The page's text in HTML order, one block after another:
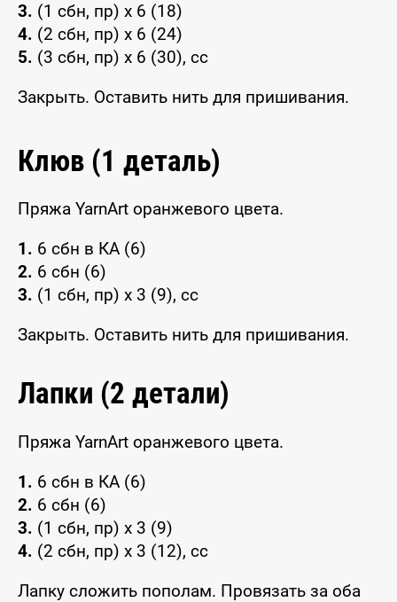
3. (1 сбн, пр) х 6 (18)
4. (2 сбн, пр) х 6 (24)
5. (3 сбн, пр) х 6 (30), сс
Закрыть. Оставить нить для пришивания.
Клюв (1 деталь)
Пряжа YarnArt оранжевого цвета.
1. 6 сбн в КА (6)
2. 6 сбн (6)
3. (1 сбн, пр) х 3 (9), сс
Закрыть. Оставить нить для пришивания.
Лапки (2 детали)
Пряжа YarnArt оранжевого цвета.
1. 6 сбн в КА (6)
2. 6 сбн (6)
3. (1 сбн, пр) х 3 (9)
4. (2 сбн, пр) х 3 (12), сс
Лапку сложить пополам. Провязать за оба